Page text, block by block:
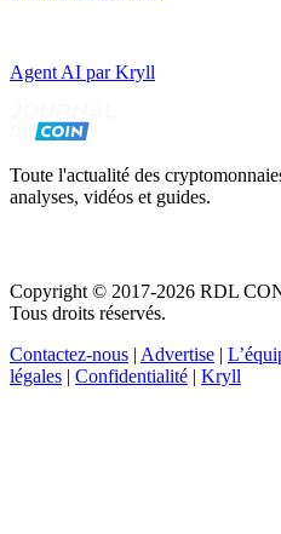
Agent AI par Kryll
Toute l'actualité des
analyses, vidéos et guides.
Copyright © 2017-2026 RDL
Tous droits réservés.
Contactez-nous | Advertise |
légales | Confidentialité | Kryll